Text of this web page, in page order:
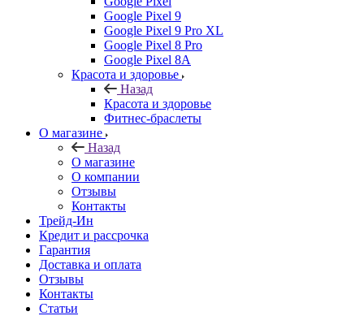
Google Pixel 9
Google Pixel 9 Pro XL
Google Pixel 8 Pro
Google Pixel 8A
Красота и здоровье
Назад
Красота и здоровье
Фитнес-браслеты
О магазине
Назад
О магазине
О компании
Отзывы
Контакты
Трейд-Ин
Кредит и рассрочка
Гарантия
Доставка и оплата
Отзывы
Контакты
Статьи